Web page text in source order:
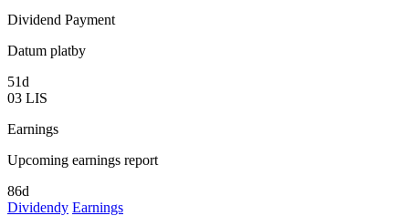
Dividend Payment
Datum platby
51d
03 LIS
Earnings
Upcoming earnings report
86d
Dividendy Earnings